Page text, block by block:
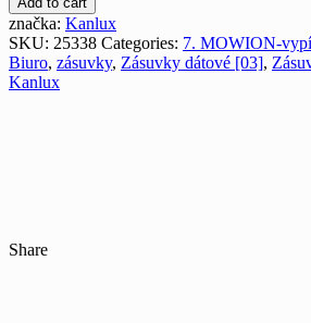
značka: Kanlux
SKU: 25338 Categories: 7. MOWION-
Biuro, zásuvky, Zásuvky dátové [03],
Kanlux
Share